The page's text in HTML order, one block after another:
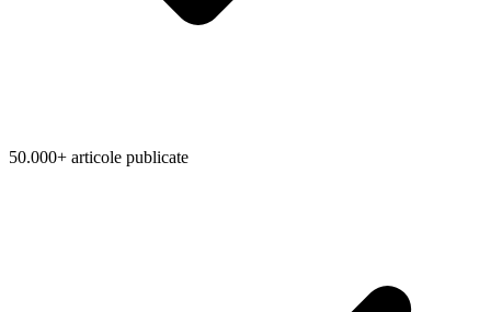
50.000+ articole publicate